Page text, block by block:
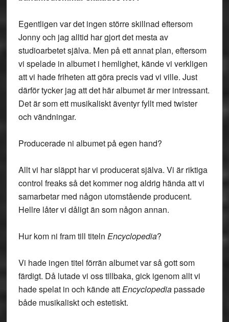
Egentligen var det ingen större skillnad eftersom
Jonny och jag alltid har gjort det mesta av
studioarbetet själva. Men på ett annat plan, eftersom
vi spelade in albumet i hemlighet, kände vi verkligen
att vi hade friheten att göra precis vad vi ville. Just
därför tycker jag att det här albumet är mer intressant.
Det är som ett musikaliskt äventyr fyllt med twister
och vändningar.
Producerade ni albumet på egen hand?
Allt vi har släppt har vi producerat själva. Vi är riktiga
control freaks så det kommer nog aldrig hända att vi
samarbetar med någon utomstående producent.
Hellre låter vi dåligt än som någon annan.
Hur kom ni fram till titeln Encyclopedia?
Vi hade ingen titel förrän albumet var så gott som
färdigt. Då lutade vi oss tillbaka, gick igenom allt vi
hade spelat in och kände attEncyclopediapassade
både musikaliskt och estetiskt.